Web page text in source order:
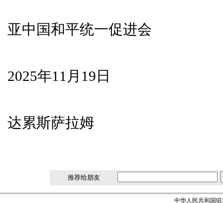
亚中国和平统一促进会
2025年11月19日
达累斯萨拉姆
推荐给朋友
中华人民共和国